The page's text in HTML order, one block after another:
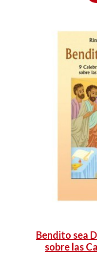
Bendito sea
sobre las